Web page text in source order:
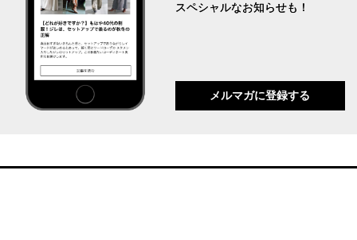
スペシャルなお知らせも！
メルマガに登録する